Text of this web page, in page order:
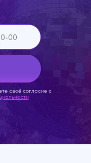
своё согласие с